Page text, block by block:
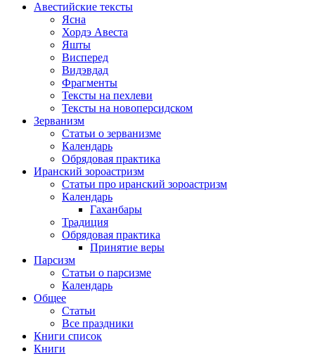
Авестийские тексты
Ясна
Хордэ Авеста
Яшты
Висперед
Видэвдад
Фрагменты
Тексты на пехлеви
Тексты на новоперсидском
Зерванизм
Статьи о зерванизме
Календарь
Обрядовая практика
Иранский зороастризм
Статьи про иранский зороастризм
Календарь
Гаханбары
Традиция
Обрядовая практика
Принятие веры
Парсизм
Статьи о парсизме
Календарь
Общее
Статьи
Все праздники
Книги список
Книги